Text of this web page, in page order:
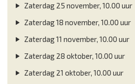
Zaterdag 25 november, 10.00 uur
Zaterdag 18 november, 10.00 uur
Zaterdag 11 november, 10.00 uur
Zaterdag 28 oktober, 10.00 uur
Zaterdag 21 oktober, 10.00 uur